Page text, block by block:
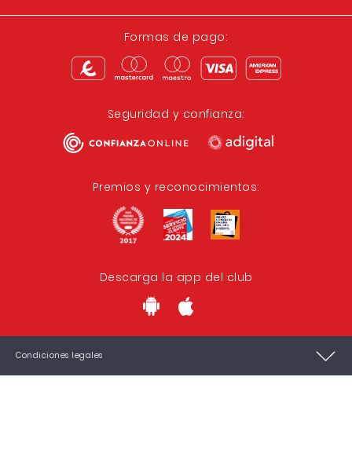
Formas de pago:
Seguridad y confianza:
Premios y reconocimientos:
Descarga la app del club
Condiciones legales